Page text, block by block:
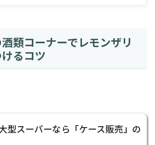
類コーナーでレモンザリ
るコツ
型スーパーなら「ケース販売」の